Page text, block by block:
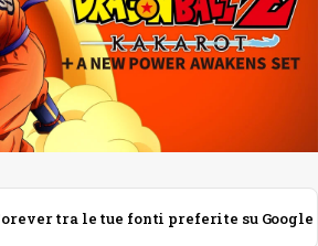
tra le tue fonti preferite su Google